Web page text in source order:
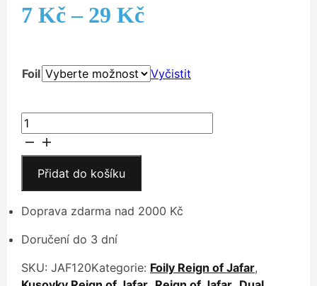
7 Kč – 29 KčRozpětí
7 Kč
až
Foil Vyčistit
Jeweled
Collar
množství
Přidat do košíku
Doprava zdarma nad 2000 Kč
Doručení do 3 dní
SKU: JAF120Kategorie: Foily Reign of Jafar,